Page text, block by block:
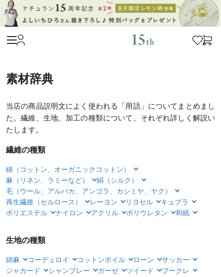
素材辞典
当店の商品説明文によく使われる「用語」についてまとめまし
た。繊維、生地、加工の種類について、それぞれ詳しく解説い
たします。
繊維の種類
綿（コットン、オーガニックコットン）
麻（リネン、ラミーなど）
絹（シルク）
毛（ウール、アルパカ、アンゴラ、カシミヤ、ヤク）
再生繊維（セルロース）
レーヨン リヨセル
キュプラ
ポリエステル
ナイロン アクリル ポリウレタン 和紙
生地の種類
綿麻 コーデュロイ コットンボイル ローン
サッカー
ジャカード
シャンブレー ガーゼ ツイード
ブークレ